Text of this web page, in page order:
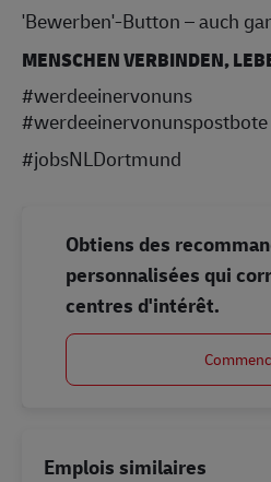
'Bewerben'-Button – auch
MENSCHEN VERBINDEN,
#werdeeinervonuns
#werdeeinervonunspostbote
#jobsNLDortmund
Obtiens des
personnalisées qui
centres d'intérêt.
Emplois similaires